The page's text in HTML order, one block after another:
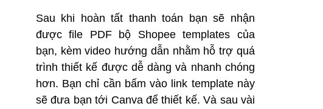
Sau khi hoàn tất thanh toán bạn sẽ nhận
được file PDF bộ Shopee templates của
bạn, kèm video hướng dẫn nhằm hỗ trợ quá
trình thiết kế được dễ dàng và nhanh chóng
hơn. Bạn chỉ cần bấm vào link template này
sẽ đưa bạn tới Canva để thiết kế. Và sau vài